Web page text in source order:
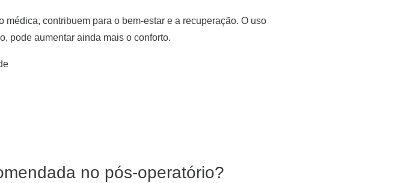
contribuem para o bem-estar e a recuperação. O uso
pode aumentar ainda mais o conforto.
no pós-operatório?